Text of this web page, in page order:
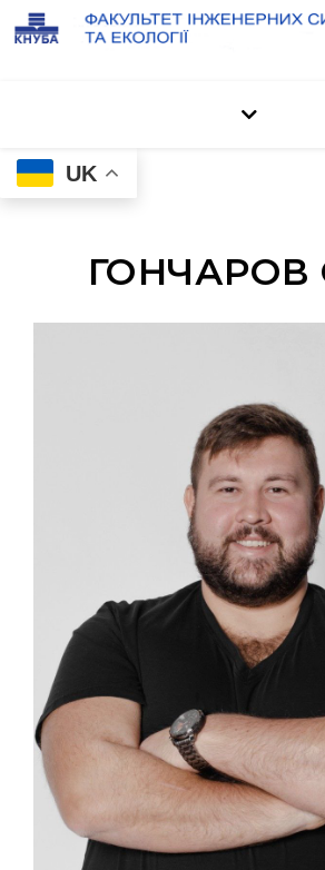
UK
ГОНЧАРОВ